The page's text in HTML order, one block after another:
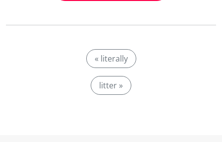
« literally
litter »